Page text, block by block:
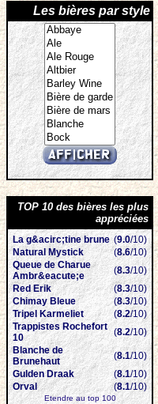
Les bières par style
TOP 10 des bières les plus
appréciées
La g&acirc;tine brune (9.0/10)
Natural Mystick
(8.6/10)
Queue de Charue
Ambr&eacute;e
(8.3/10)
Red Erik
(8.3/10)
Chimay Bleue
(8.3/10)
Tripel Karmeliet
(8.2/10)
Trappistes Rochefort
10
(8.2/10)
Blanche de
Brunehaut
(8.1/10)
Gulden Draak
(8.1/10)
Orval
(8.1/10)
Etendre au top 100